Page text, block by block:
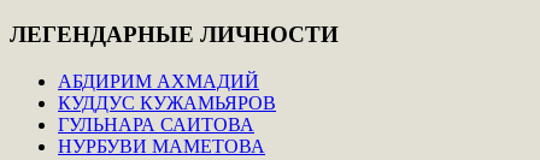
ЛЕГЕНДАРНЫЕ ЛИЧНОСТИ
АБДИРИМ АХМАДИЙ
КУДДУС КУЖАМЬЯРОВ
ГУЛЬНАРА САИТОВА
НУРБУВИ МАМЕТОВА